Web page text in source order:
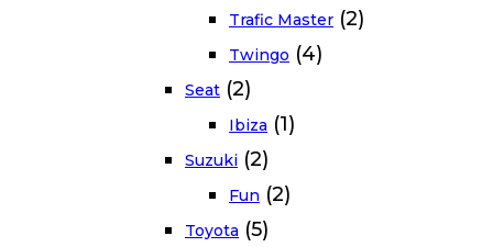
Trafic Master (2)
Twingo (4)
Seat (2)
Ibiza (1)
Suzuki (2)
Fun (2)
Toyota (5)